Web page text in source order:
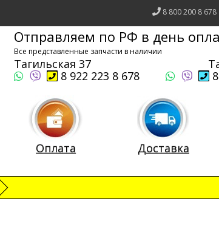
8 800 200 8 678
Отправляем по РФ в день
Все представленные запчасти в наличии
Тагильская 37
8 922 223 8 678
Оплата Доставка